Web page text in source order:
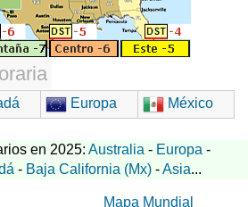
Europa México
en 2025: Australia - Europa -
- Baja California (Mx) -Asia...
Mapa Mundial